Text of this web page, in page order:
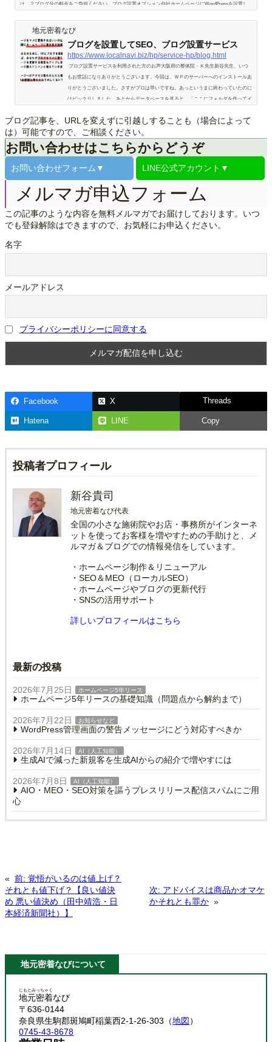
は、２ブログ分の料金をご負担ください。ブログ設置オプション自社ホームページにWordPressを設置し
ります。URLそのままオプ…
地元密着なび
ブログを設置してSEO、ブログ設置サービス
https://www.localnavi.biz/hp/service-hp/blog.html
ブログ設置サービスを利用された方のお声大阪府の整体院・Ｋ先生新谷先生、いつ
もお世話になりありがとうございます。今回は、ＷＰのサーバーへのインストールあ
りがとうございました。さすがプロは早いですね。あっというまに終わっていたのに
はビックリしました。あとからデータベースを見ると、「ここにフォルダを作ってイ
ルダを・・・」というのが素人にはわかりません。やはり、プロにお任せするに限り
ます。それに、自分でやればこんなに短…
ブログ記事を、URLを変えずに引越しすることも（場合によって
は）可能ですので、ご相談ください。
お問い合わせはこちらからどうぞ
お問い合わせフォーム▼ LINE公式アカウント▼
メルマガ申込フォーム
この記事のような内容を無料メルマガでお届けしております。いつ
でも登録解除はできますので、お気軽にお申込ください。
名字
メールアドレス
プライバシーポリシーに同意する
Facebook X Threads
Hatena LINE Copy
投稿者プロフィール
新谷貴司
地元密着なび代表
全国の小さな施術院やお店・事務所がインターネ
ットを使ってお客様を増やすための手助けと、メ
ルマガ＆ブログでの情報発信をしています。
・ホームページ制作＆リニューアル
・SEO＆MEO（ローカルSEO）
・ホームページやブログの更新代行
・SNSの活用サポート
詳しいプロフィールはこちら
最新の投稿
2026年7月25日 ホームページ5年リース
ホームページ5年リースの基礎知識（問題点から解約まで）
2026年7月22日 お知らせなど
WordPress管理画面の警告メッセージにどう対応すべきか
2026年7月14日 AI（人工知能）
生成AIで減った新規客を生成AIからの紹介で増やすには
2026年7月8日 AI（人工知能）
AIO・MEO・SEO対策を謳うプレスリリース配信スパムにご用
心
« 前: 覚悟がいるのは値上げ？
それとも値下げ？【良い値決
め 悪い値決め（田中靖浩・日
本経済新聞社）】
次: アドバイスは商品かオマケ
かそれとも罪か »
地元密着なびについて
地元密着
じもとみっちゃく
なび
〒636-0144
奈良県生駒郡斑鳩町稲葉西2-1-26-303（地図）
0745-43-8678